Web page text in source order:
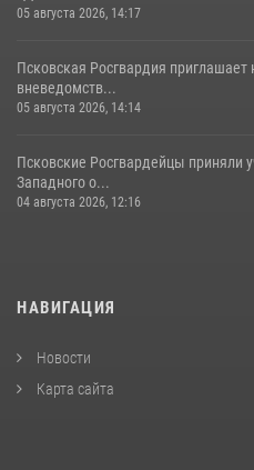
05 августа 2026, 14:17
Псковская Росгвардия
вневедомств...
05 августа 2026, 14:14
Псковские Росгвардейцы приняли
Западного о...
04 августа 2026, 12:16
НАВИГАЦИЯ
Новости
Карта сайта